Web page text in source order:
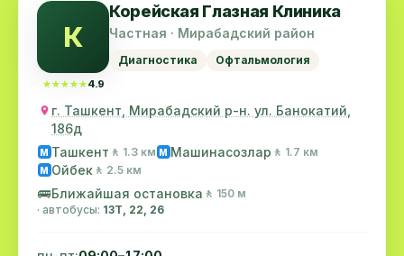
К
★★★★★
★★★★★4.9
Корейская Глазная Клиника
Частная · Мирабадский район
Диагностика Офтальмология
г. Ташкент, Мирабадский р-н. ул. Банокатий,
186д
M Ташкент 🚶 1.3 км M Машинасозлар 🚶 1.7 км
M Ойбек 🚶 2.5 км
🚌Ближайшая остановка 🚶 150 м
· автобусы: 13Т, 22, 26